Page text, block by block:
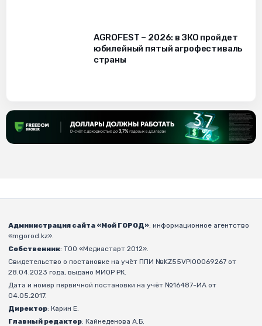
AGROFEST – 2026: в ЗКО пройдет
юбилейный пятый агрофестиваль
страны
Администрация сайта «Мой ГОРОД»: информационное агентство
«mgorod.kz».
Собственник: ТОО «Медиастарт 2012».
Свидетельство о постановке на учёт ППИ №KZ55VPI00069267 от
28.04.2023 года, выдано МИОР РК.
Дата и номер первичной постановки на учёт №16487-ИА от
04.05.2017.
Директор: Карин Е.
Главный редактор: Кайнеденова А.Б.